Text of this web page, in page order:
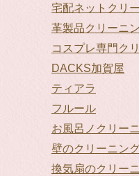
宅配ネットクリ
革製品クリーニ
コスプレ専門ク
DACKS加賀屋
ティアラ
フルール
お風呂ノクリー
壁のクリーニン
換気扇のクリー